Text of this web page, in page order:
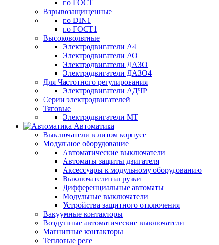
по ГОСТ
Взрывозащищенные
по DIN1
по ГОСТ1
Высоковольтные
Электродвигатели А4
Электродвигатели АО
Электродвигатели ДАЗО
Электродвигатели ДАЗО4
Для Частотного регулирования
Электродвигатели АДЧР
Серии электродвигателей
Тяговые
Электродвигатели МТ
Автоматика
Выключатели в литом корпусе
Модульное оборудование
Автоматические выключатели
Автоматы защиты двигателя
Аксессуары к модульному оборудованию
Выключатели нагрузки
Дифференциальные автоматы
Модульные выключатели
Устройства защитного отключения
Вакуумные контакторы
Воздушные автоматические выключатели
Магнитные контакторы
Тепловые реле